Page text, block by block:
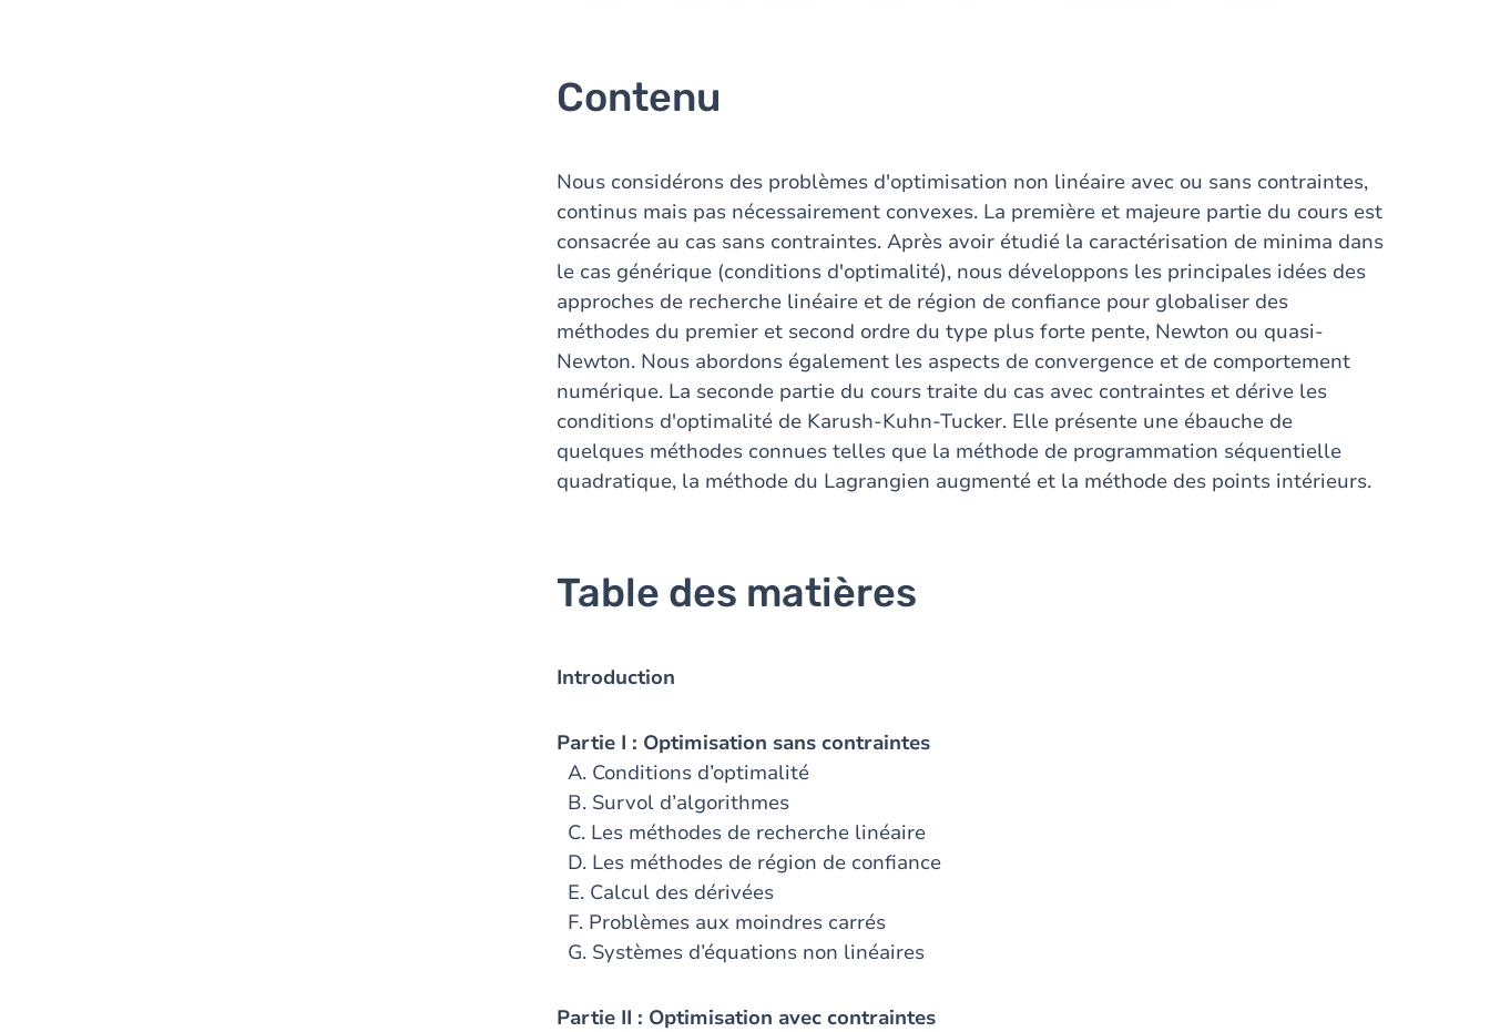
Contenu
Nous considérons des problèmes d'optimisation non linéaire avec ou sans contraintes,
continus mais pas nécessairement convexes. La première et majeure partie du cours est
consacrée au cas sans contraintes. Après avoir étudié la caractérisation de minima dans
le cas générique (conditions d'optimalité), nous développons les principales idées des
approches de recherche linéaire et de région de confiance pour globaliser des
méthodes du premier et second ordre du type plus forte pente, Newton ou quasi-
Newton. Nous abordons également les aspects de convergence et de comportement
numérique. La seconde partie du cours traite du cas avec contraintes et dérive les
conditions d'optimalité de Karush-Kuhn-Tucker. Elle présente une ébauche de
quelques méthodes connues telles que la méthode de programmation séquentielle
quadratique, la méthode du Lagrangien augmenté et la méthode des points intérieurs.
Table des matières
Introduction
Partie I : Optimisation sans contraintes
A. Conditions d’optimalité
B. Survol d’algorithmes
C. Les méthodes de recherche linéaire
D. Les méthodes de région de confiance
E. Calcul des dérivées
F. Problèmes aux moindres carrés
G. Systèmes d’équations non linéaires
Partie II : Optimisation avec contraintes